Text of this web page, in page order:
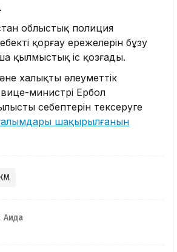
облыстық полиция
қорғау ережелерін бұзу
қылмыстық іс қозғады.
халықты әлеуметтік
вице-министрі Ербол
себептерін тексеруге
шақырылғанын
Аида